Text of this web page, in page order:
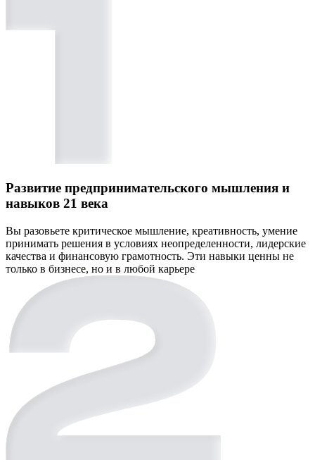
Развитие предпринимательского мышления и
навыков 21 века
Вы разовьете критическое мышление, креативность, умение
принимать решения в условиях неопределенности, лидерские
качества и финансовую грамотность. Эти навыки ценны не
только в бизнесе, но и в любой карьере